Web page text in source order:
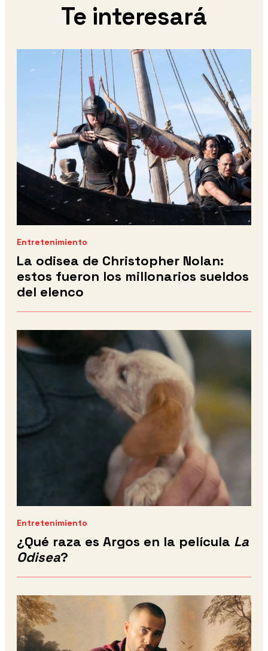
Te interesará
Entretenimiento
La odisea de Christopher Nolan:
estos fueron los millonarios sueldos
del elenco
Entretenimiento
¿Qué raza es Argos en la película La
Odisea?